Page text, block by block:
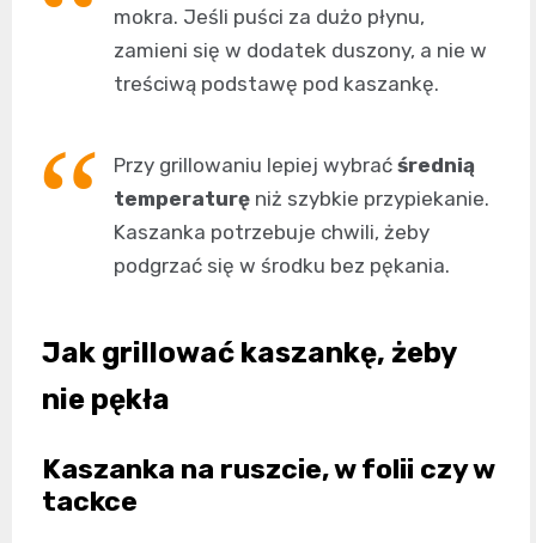
mokra. Jeśli puści za dużo płynu,
zamieni się w dodatek duszony, a nie w
treściwą podstawę pod kaszankę.
Przy grillowaniu lepiej wybrać średnią
temperaturę niż szybkie przypiekanie.
Kaszanka potrzebuje chwili, żeby
podgrzać się w środku bez pękania.
Jak grillować kaszankę, żeby
nie pękła
Kaszanka na ruszcie, w folii czy w
tackce